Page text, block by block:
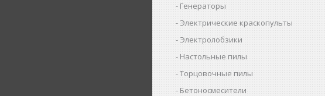
Генераторы
Электрические краскопульты
Электролобзики
Настольные пилы
Торцовочные пилы
Бетоносмесители